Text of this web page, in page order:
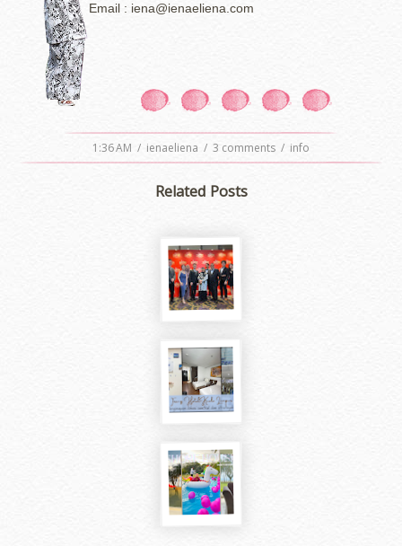
Email : iena@ienaeliena.com
1:36 AM / ienaeliena / 3 comments / info
Related Posts